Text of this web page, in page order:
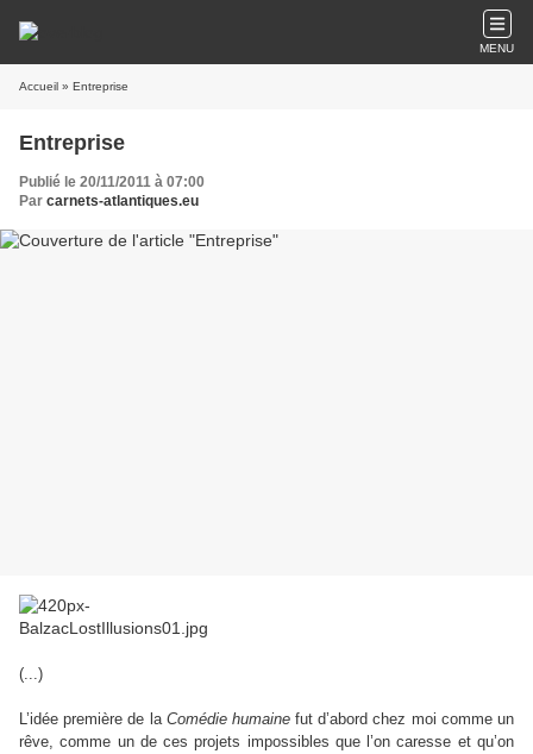
MENU
Accueil » Entreprise
Entreprise
Publié le 20/11/2011 à 07:00
Par carnets-atlantiques.eu
(...)
L’idée première de la Comédie humainefut d’abord chez moi comme un
rêve, comme un de ces projets impossibles que l’on caresse et qu’on